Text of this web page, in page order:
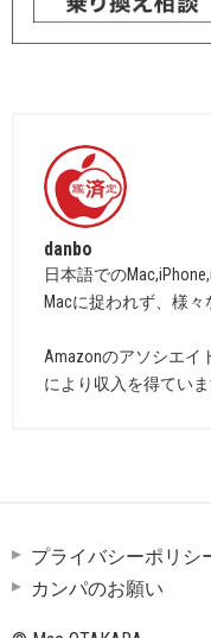
danbo
日本語での
Macに捉われず、様々
Amazonのアソシエイ
により収入を得ていま
プライバシーポリシ
カンパのお願い